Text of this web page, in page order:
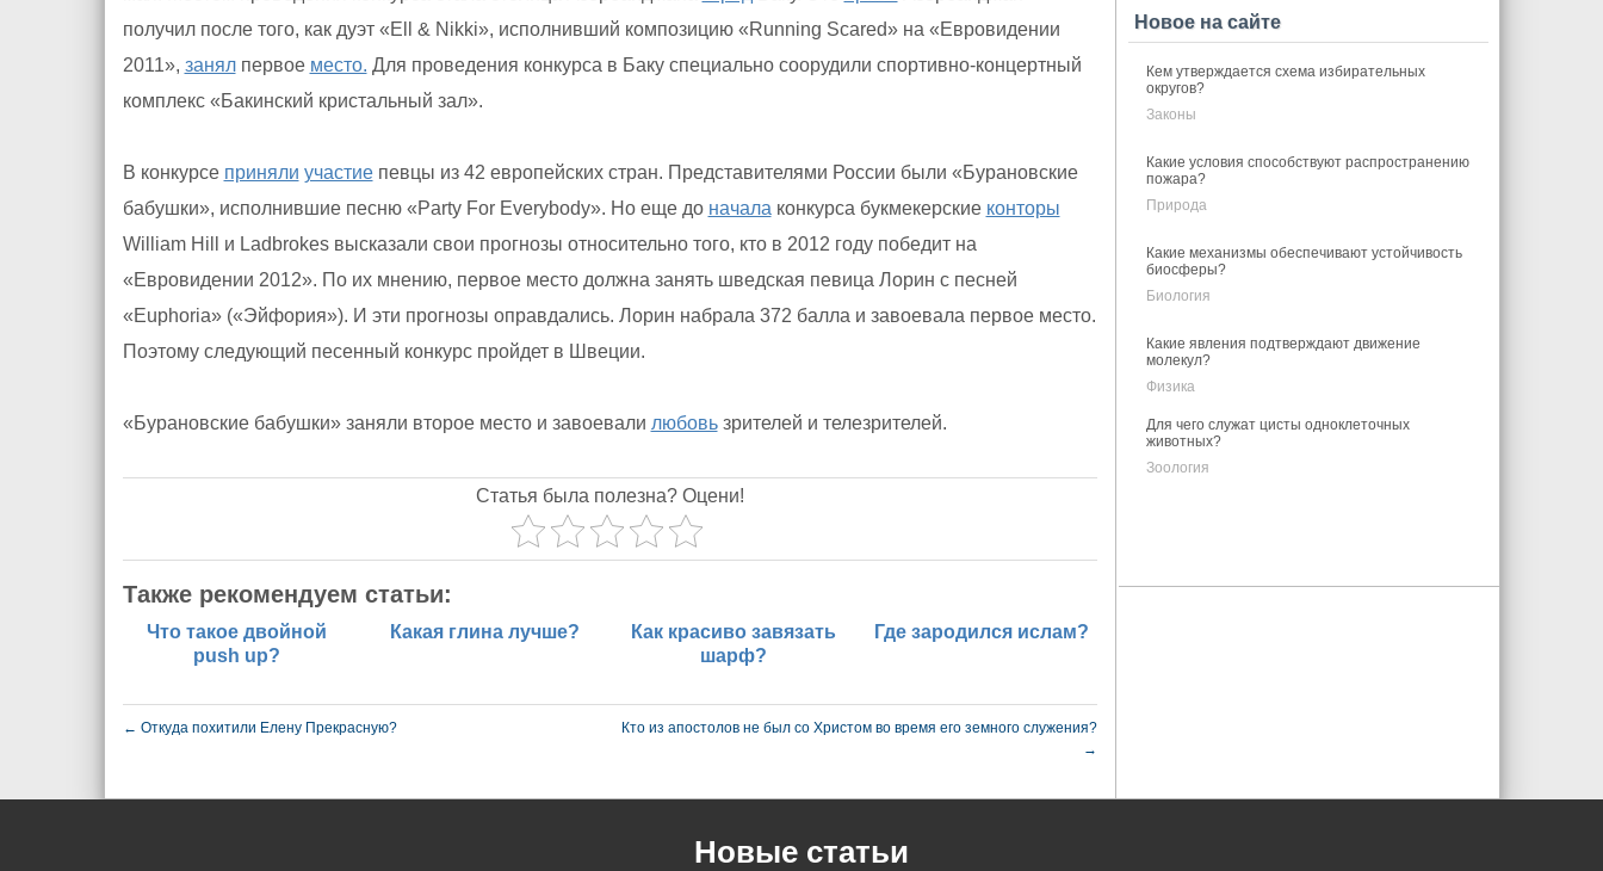
получил после того, как дуэт «Ell & Nikki», исполнивший композицию «Running Scared» на «Евровидении
2011», занялпервое место. Для проведения конкурса в Баку специально соорудили спортивно-концертный
комплекс «Бакинский кристальный зал».
В конкурсе приняли участиепевцы из 42 европейских стран. Представителями России были «Бурановские
бабушки», исполнившие песню «Party For Everybody». Но еще до начала конкурса букмекерские конторы
William Hill и Ladbrokes высказали свои прогнозы относительно того, кто в 2012 году победит на
«Евровидении 2012». По их мнению, первое место должна занять шведская певица Лорин с песней
«Euphoria» («Эйфория»). И эти прогнозы оправдались. Лорин набрала 372 балла и завоевала первое место.
Поэтому следующий песенный конкурс пройдет в Швеции.
«Бурановские бабушки» заняли второе место и завоевали любовьзрителей и телезрителей.
Статья была полезна? Оцени!
Также рекомендуем статьи:
Что такое двойной
push up?
Какая глина лучше?
Как красиво завязать
шарф?
Где зародился ислам?
← Откуда похитили Елену Прекрасную?
Кто из апостолов не был со Христом во время его земного служения?
→
Новое на сайте
Кем утверждается схема избирательных
округов?
Законы
Какие условия способствуют распространению
пожара?
Природа
Какие механизмы обеспечивают устойчивость
биосферы?
Биология
Какие явления подтверждают движение
молекул?
Физика
Для чего служат цисты одноклеточных
животных?
Зоология
Новые статьи